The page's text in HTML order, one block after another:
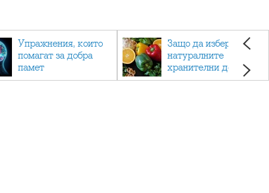
Упражнения, които
помагат за добра
памет
Защо да изберете
натуралните
хранителни добавки
пред синтетичните?